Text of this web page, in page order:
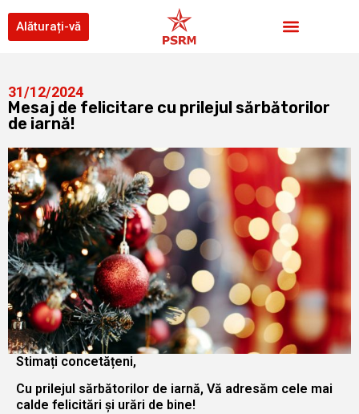
Alăturați-vă
31/12/2024
Mesaj de felicitare cu prilejul sărbătorilor
de iarnă!
Stimați concetățeni,
Cu prilejul sărbătorilor de iarnă, Vă adresăm cele mai
calde felicitări și urări de bine!